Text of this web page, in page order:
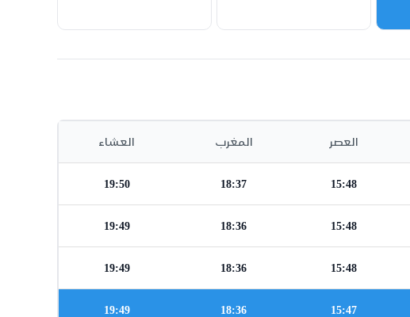
العصر المغرب العشاء
15:48
18:37
19:50
15:48
18:36
19:49
15:48
18:36
19:49
15:47
18:36
19:49